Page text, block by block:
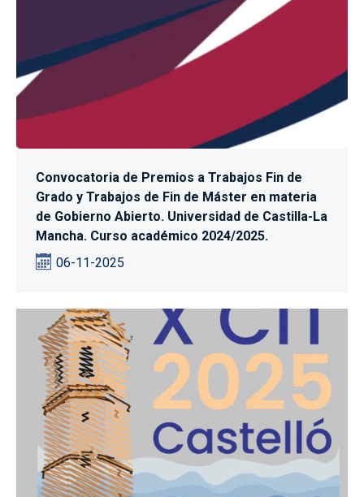
Convocatoria de Premios a Trabajos Fin de
Grado y Trabajos de Fin de Máster en materia
de Gobierno Abierto. Universidad de Castilla-La
Mancha. Curso académico 2024/2025.
06-11-2025